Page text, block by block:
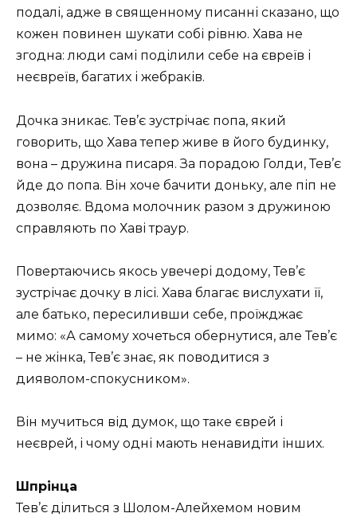
подалі, адже в священному писанні сказано, що
кожен повинен шукати собі рівню. Хава не
згодна: люди самі поділили себе на євреїв і
неєвреїв, багатих і жебраків.
Дочка зникає. Тев’є зустрічає попа, який
говорить, що Хава тепер живе в його будинку,
вона – дружина писаря. За порадою Голди, Тев’є
йде до попа. Він хоче бачити доньку, але піп не
дозволяє. Вдома молочник разом з дружиною
справляють по Хаві траур.
Повертаючись якось увечері додому, Тев’є
зустрічає дочку в лісі. Хава благає вислухати її,
але батько, пересиливши себе, проїжджає
мимо: «А самому хочеться обернутися, але Тев’є
– не жінка, Тев’є знає, як поводитися з
дияволом-спокусником».
Він мучиться від думок, що таке єврей і
неєврей, і чому одні мають ненавидіти інших.
Шпрінца
Тев’є ділиться з Шолом-Алейхемом новим